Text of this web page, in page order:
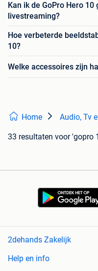
Kan ik de GoPro Hero
livestreaming?
Hoe verbeterde
10?
Welke accessoires zijn
Home Audio, Tv
33 resultaten voor 'gopro
2dehands Zakelijk
Help en info